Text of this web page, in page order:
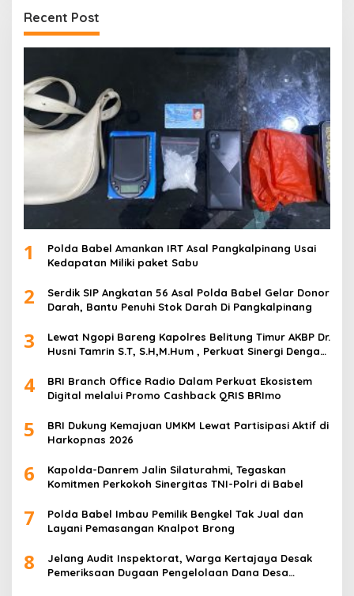
Recent Post
1
Polda Babel Amankan IRT Asal Pangkalpinang Usai
Kedapatan Miliki paket Sabu
2
Serdik SIP Angkatan 56 Asal Polda Babel Gelar Donor
Darah, Bantu Penuhi Stok Darah Di Pangkalpinang
3
Lewat Ngopi Bareng Kapolres Belitung Timur AKBP Dr.
Husni Tamrin S.T, S.H,M.Hum , Perkuat Sinergi Dengan
4
BRI Branch Office Radio Dalam Perkuat Ekosistem
Digital melalui Promo Cashback QRIS BRImo
5
BRI Dukung Kemajuan UMKM Lewat Partisipasi Aktif di
Harkopnas 2026
6
Kapolda-Danrem Jalin Silaturahmi, Tegaskan
Komitmen Perkokoh Sinergitas TNI-Polri di Babel
7
Polda Babel Imbau Pemilik Bengkel Tak Jual dan
Layani Pemasangan Knalpot Brong
8
Jelang Audit Inspektorat, Warga Kertajaya Desak
Pemeriksaan Dugaan Pengelolaan Dana Desa